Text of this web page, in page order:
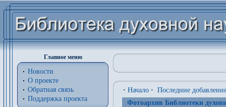
Главное меню
Новости
О проекте
Обратная связь
Поддержка проекта
· Начало · Последние
Фотоархив Библиотеки